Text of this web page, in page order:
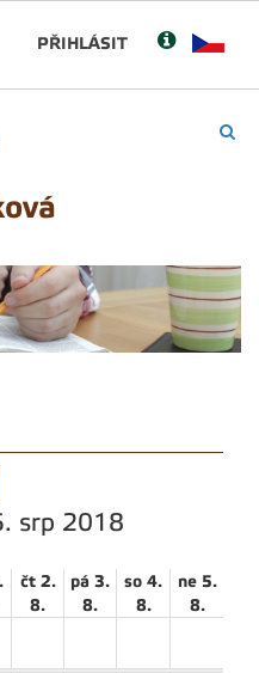
PŘIHLÁSIT
srp 2018
čt 2.
8.
pá 3.
8.
so 4.
8.
ne 5.
8.